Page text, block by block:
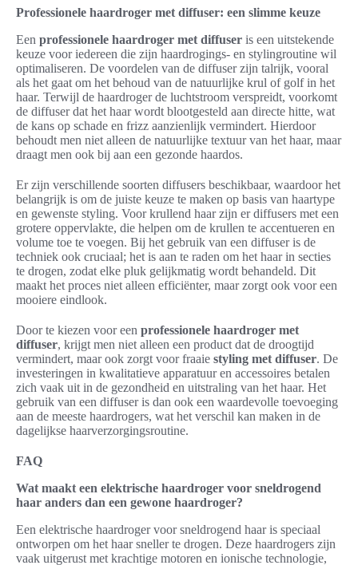
Professionele haardroger met diffuser: een slimme keuze
Een professionele haardroger met diffuser is een uitstekende
keuze voor iedereen die zijn haardrogings- en stylingroutine wil
optimaliseren. De voordelen van de diffuser zijn talrijk, vooral
als het gaat om het behoud van de natuurlijke krul of golf in het
haar. Terwijl de haardroger de luchtstroom verspreidt, voorkomt
de diffuser dat het haar wordt blootgesteld aan directe hitte, wat
de kans op schade en frizz aanzienlijk vermindert. Hierdoor
behoudt men niet alleen de natuurlijke textuur van het haar, maar
draagt men ook bij aan een gezonde haardos.
Er zijn verschillende soorten diffusers beschikbaar, waardoor het
belangrijk is om de juiste keuze te maken op basis van haartype
en gewenste styling. Voor krullend haar zijn er diffusers met een
grotere oppervlakte, die helpen om de krullen te accentueren en
volume toe te voegen. Bij het gebruik van een diffuser is de
techniek ook cruciaal; het is aan te raden om het haar in secties
te drogen, zodat elke pluk gelijkmatig wordt behandeld. Dit
maakt het proces niet alleen efficiënter, maar zorgt ook voor een
mooiere eindlook.
Door te kiezen voor een professionele haardroger met
diffuser, krijgt men niet alleen een product dat de droogtijd
vermindert, maar ook zorgt voor fraaie styling met diffuser. De
investeringen in kwalitatieve apparatuur en accessoires betalen
zich vaak uit in de gezondheid en uitstraling van het haar. Het
gebruik van een diffuser is dan ook een waardevolle toevoeging
aan de meeste haardrogers, wat het verschil kan maken in de
dagelijkse haarverzorgingsroutine.
FAQ
Wat maakt een elektrische haardroger voor sneldrogend
haar anders dan een gewone haardroger?
Een elektrische haardroger voor sneldrogend haar is speciaal
ontworpen om het haar sneller te drogen. Deze haardrogers zijn
vaak uitgerust met krachtige motoren en ionische technologie,